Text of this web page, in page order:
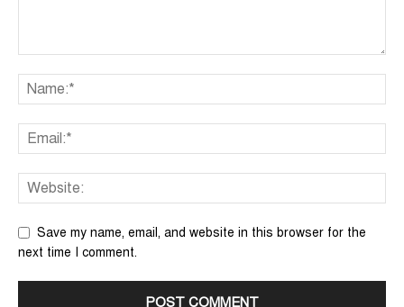
Save my name, email, and website in this browser for the
next time I comment.